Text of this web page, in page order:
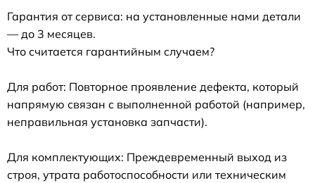
Гарантия от сервиса: на установленные нами детали
— до 3 месяцев.
Что считается гарантийным случаем?
Для работ: Повторное проявление дефекта, который
напрямую связан с выполненной работой (например,
неправильная установка запчасти).
Для комплектующих: Преждевременный выход из
строя, утрата работоспособности или техническим